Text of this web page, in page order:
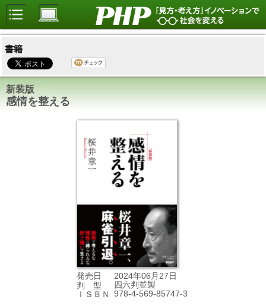
書籍
新装版
感情を整える
発売日
2024年06月27日
判 型
四六判並製
ＩＳＢＮ
978-4-569-85747-3